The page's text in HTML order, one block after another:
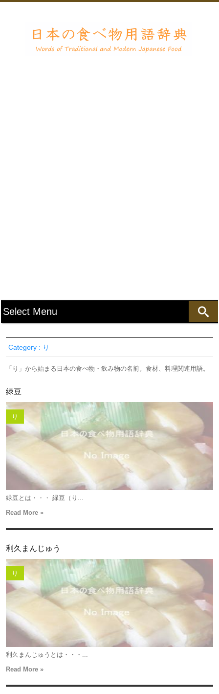
Category : り
「り」から始まる日本の食べ物・飲み物の名前。食材、料理関連用語。
緑豆
り
緑豆とは・・・ 緑豆（り...
Read More »
利久まんじゅう
り
利久まんじゅうとは・・・...
Read More »